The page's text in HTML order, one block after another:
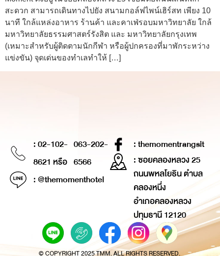
สะดวก สามารถเดินทางไปยัง สนามกอล์ฟไพน์เฮิร์สท เพียง 10
นาที ใกล้แหล่งอาหาร ร้านค้า และคาเฟ่รอบมหาวิทยาลัย ใกล้
มหาวิทยาลัยธรรมศาสตร์รังสิต และ มหาวิทยาลัยกรุงเทพ
(เหมาะสำหรับผู้ติดตามนักกีฬา หรือผู้ปกครองที่มาพักระหว่าง
แข่งขัน) จุดเด่นของทำเลทำให้ […]
: 02-102-
8621 หรือ
063-202-
6566
: @themomenthotel
: themomentrangsit
: ซอยคลองหลวง 25
ถนนพหลโยธิน ตำบล
คลองหนึ่ง
อำเภอคลองหลวง
ปทุมธานี 12120
© COPYRIGHT 2025 TMM. ALL RIGHTS RESERVED.